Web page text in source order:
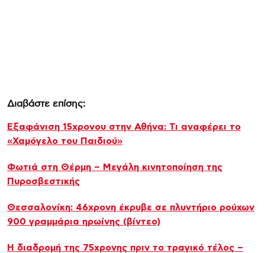
Διαβάστε επίσης:
Εξαφάνιση 15χρονου στην Αθήνα: Τι αναφέρει το
«Χαμόγελο του Παιδιού»
Φωτιά στη Θέρμη – Μεγάλη κινητοποίηση της
Πυροσβεστικής
Θεσσαλονίκη: 46χρονη έκρυβε σε πλυντήριο ρούχων
900 γραμμάρια ηρωίνης (βίντεο)
Η διαδρομή της 75χρονης πριν το τραγικό τέλος –